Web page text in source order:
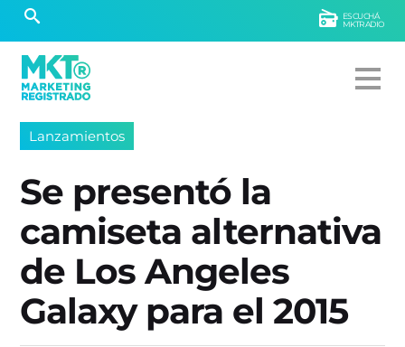
ESCUCHÁ
MKTRADIO
Lanzamientos
Se presentó la
camiseta alternativa
de Los Angeles
Galaxy para el 2015